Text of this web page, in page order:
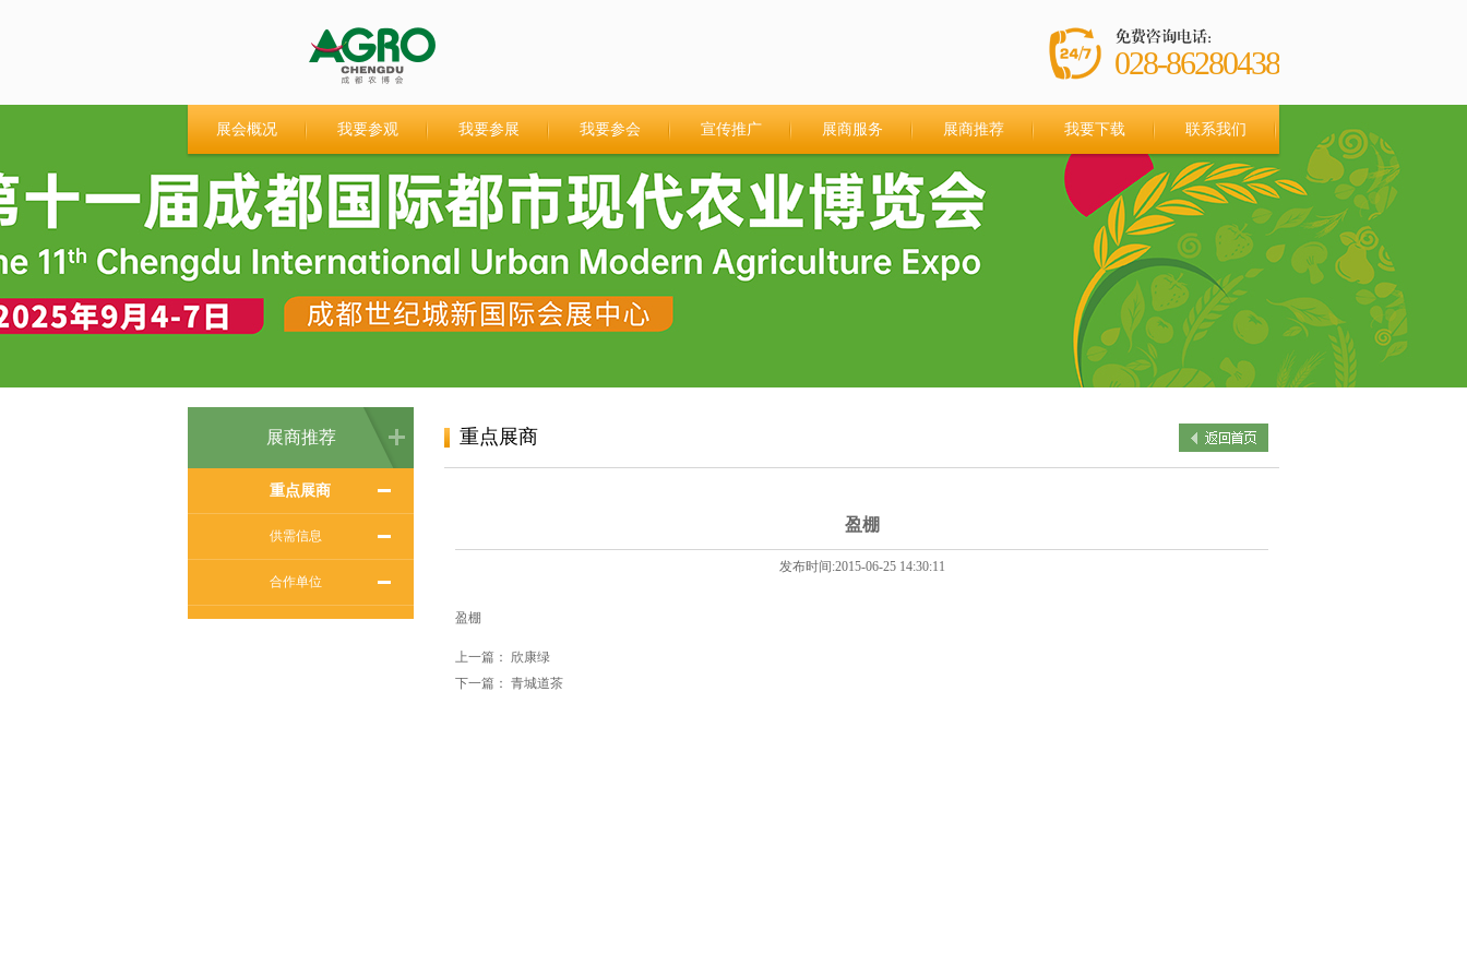
028-86280438
展会概况 我要参观 我要参展 我要参会 宣传推广 展商服务 展商推荐 我要下载 联系我们
展商推荐
重点展商
供需信息
合作单位
重点展商
盈棚
发布时间:2015-06-25 14:30:11
盈棚
上一篇： 欣康绿
下一篇： 青城道茶